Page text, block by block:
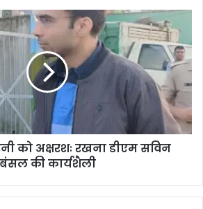
को अक्षरशः रखना डीएम सविन
बंसल की कार्यशैली